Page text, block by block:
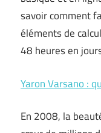
savoir comment
éléments de
48 heures en
Yaron Varsano :
En 2008, la